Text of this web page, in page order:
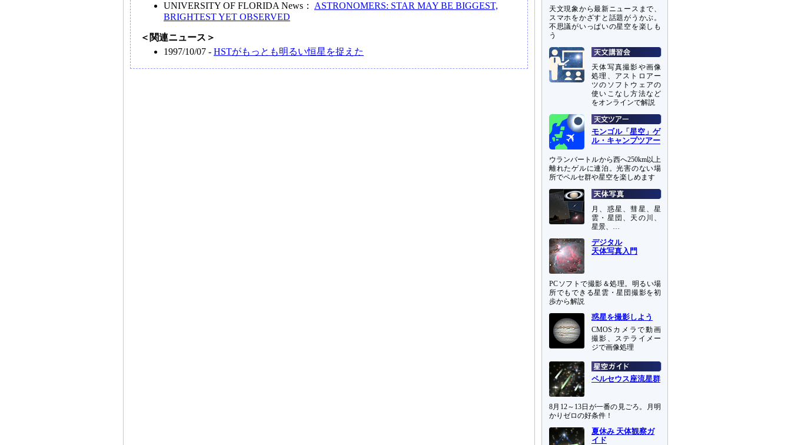
UNIVERSITY OF FLORIDA News： ASTRONOMERS: STAR MAY BE BIGGEST,
BRIGHTEST YET OBSERVED
＜関連ニュース＞
1997/10/07 - HSTがもっとも明るい恒星を捉えた
天文現象から最新ニュースまで、
スマホをかざすと話題がうかぶ。
不思議がいっぱいの星空を楽しも
う
天体写真撮影や画像
処理、アストロアー
ツのソフトウェアの
使いこなし方法など
をオンラインで解説
モンゴル「星空」ゲ
ル・キャンプツアー
ウランバートルから西へ250km以上
離れたゲルに連泊。光害のない場
所でペルセ群や星空を楽しめます
月、惑星、彗星、星
雲・星団、天の川、
星景、…
デジタル
天体写真入門
PCソフトで撮影＆処理。明るい場
所でもできる星雲・星団撮影を初
歩から解説
惑星を撮影しよう
CMOSカメラで動画
撮影、ステライメー
ジで画像処理
ペルセウス座流星群
8月12～13日が一番の見ごろ。月明
かりゼロの好条件！
夏休み 天体観察ガ
イド